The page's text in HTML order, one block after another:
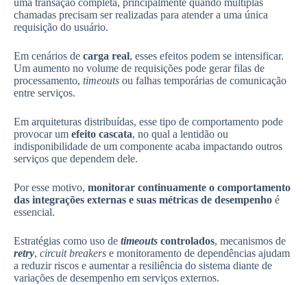
uma transação completa, principalmente quando múltiplas
chamadas precisam ser realizadas para atender a uma única
requisição do usuário.
Em cenários de carga real, esses efeitos podem se intensificar.
Um aumento no volume de requisições pode gerar filas de
processamento, timeouts ou falhas temporárias de comunicação
entre serviços.
Em arquiteturas distribuídas, esse tipo de comportamento pode
provocar um efeito cascata, no qual a lentidão ou
indisponibilidade de um componente acaba impactando outros
serviços que dependem dele.
Por esse motivo, monitorar continuamente o comportamento
das integrações externas e suas métricas de desempenho é
essencial.
Estratégias como uso de timeouts controlados, mecanismos de
retry, circuit breakers e monitoramento de dependências ajudam
a reduzir riscos e aumentar a resiliência do sistema diante de
variações de desempenho em serviços externos.